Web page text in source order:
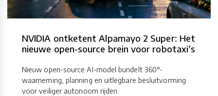
NVIDIA ontketent Alpamayo 2 Super: Het
nieuwe open-source brein voor robotaxi’s
Nieuw open-source AI-model bundelt 360°-
waarneming, planning en uitlegbare besluitvorming
voor veiliger autonoom rijden.